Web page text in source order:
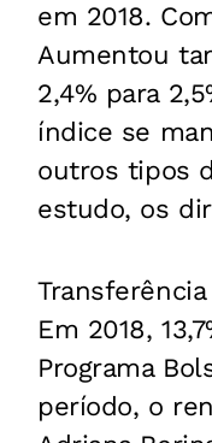
em 2018.
Aumentou
2,4% para
índice se
outros tipos
estudo, os
Em 2018,
Programa
período, o